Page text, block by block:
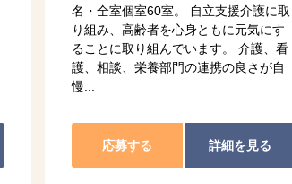
名・全室個室60室。 自立支援介護に取
り組み、高齢者を心身ともに元気にす
ることに取り組んでいます。 介護、看
護、相談、栄養部門の連携の良さが自
慢...
応募する 詳細を見る